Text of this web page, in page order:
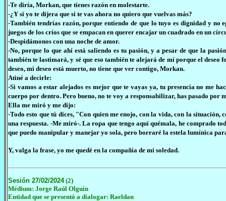
-Te diría, Morkan, que tienes razón en molestarte.
-¿Y si yo te dijera que si te vas ahora no quiero que vuelvas más?
-También tendrías razón, porque entiendo de que lo tuyo es dignidad y no
juegos de los críos que se empacan en querer encajar un cuadrado en un
-Despidámonos con una noche de amor.
-No, porque lo que ahí está saliendo es tu pasión, y a pesar de que la
también te lastimará, y sé que eso también te alejará de mí porque el
deseo, mi deseo está muerto, no tiene que ver contigo, Morkan.
Atiné a decirle:
-Si vamos a estar alejados es mejor que te vayas ya, tu presencia no me
cuerpo por dentro. Pero bueno, no te voy a responsabilizar, has pasado por
Ella me miró y me dijo:
-Todo esto que tú dices, "Con quien me enojo, con la vida, con la situación,
una respuesta. -Me miró-. La ropa que tengo aquí quémala, he comprado
que puedo manipular y manejar yo sola, pero borraré la estela lumínica
Y, valga la frase, yo me quedé en la compañía de mi soledad.
Sesión 27/02/2024(2)
Médium: Jorge Raúl Olguín
Entidad que se presentó a dialogar: Raeldan